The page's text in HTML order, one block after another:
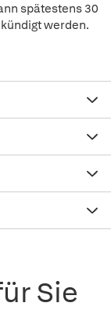
spätestens 30
werden.
Sie